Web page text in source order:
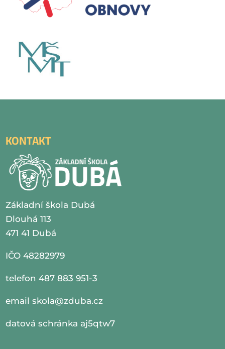
KONTAKT
Základní škola Dubá
Dlouhá 113
471 41 Dubá
IČO 48282979
telefon 487 883 951-3
emailskola@zduba.cz
datová schránka aj5qtw7